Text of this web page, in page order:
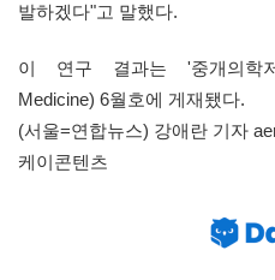
발하겠다"고 말했다.
이 연구 결과는 '중개의학
Medicine) 6월호에 게재됐다.
(서울=연합뉴스) 강애란 기자
케이콘텐츠